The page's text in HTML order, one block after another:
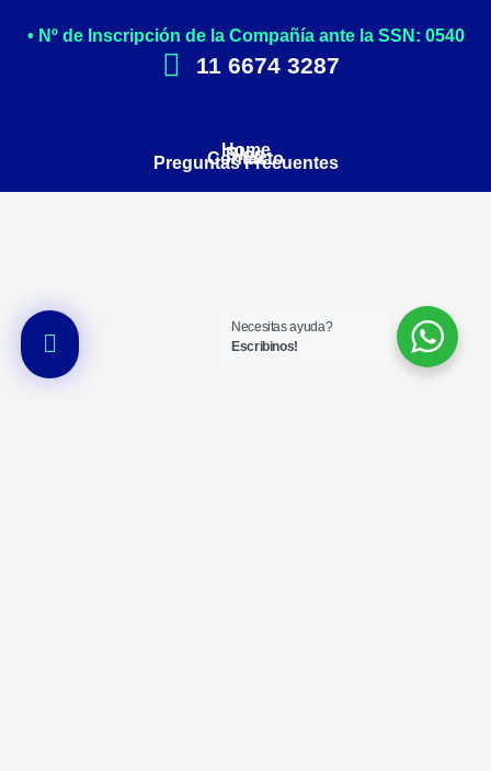
• Nº de Inscripción de la Compañía ante la SSN: 0540
11 6674 3287
Home
Blog
Contacto
Preguntas Frecuentes
Necesitas ayuda?
Escribinos!